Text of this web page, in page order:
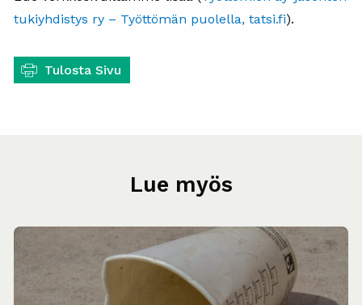
tukiyhdistys ry – Työttömän puolella, tatsi.fi).
Tulosta Sivu
Lue myös